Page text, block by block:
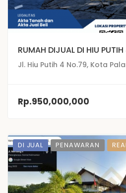
RUMAH DIJUAL DI HIU
Jl. Hiu Putih 4 No.79, Kota
Rp.950,000,000
DI JUAL PENAWARAN